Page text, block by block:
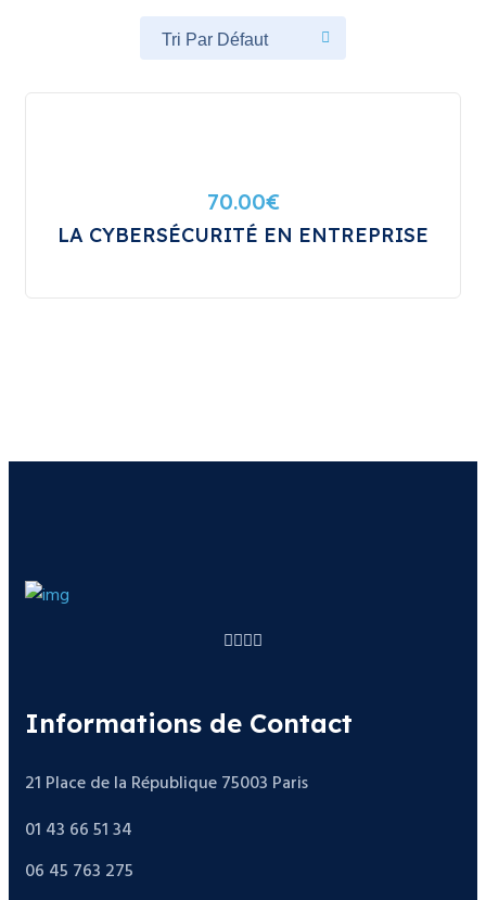
70.00€
LA CYBERSÉCURITÉ EN ENTREPRISE
Informations de Contact
21 Place de la République 75003 Paris
01 43 66 51 34
06 45 763 275